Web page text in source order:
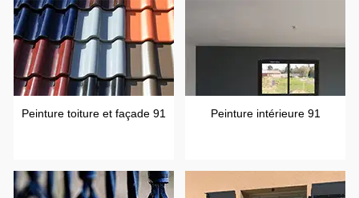
Peinture toiture et façade 91 Peinture intérieure 91